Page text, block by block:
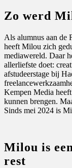
Zo werd
Als alumnus aan de
heeft Milou zich
mediawereld. Daar
allerliefste doet:
afstudeerstage bij
Kempen Media
kunnen brengen.
Sinds mei 2024 is
Milou is
rest